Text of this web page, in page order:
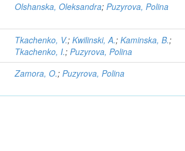
Olshanska, Oleksandra;Puzyrova, Polina
Tkachenko, V.;Kwilinski, A.;Kaminska, B.;
Tkachenko, I.;Puzyrova, Polina
Zamora, O.;Puzyrova, Polina